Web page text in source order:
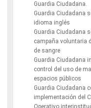
Guardia Ciudadana.
Guardia Ciudadana
idioma inglés
Guardia Ciudadana
campaña voluntaria
de sangre
Guardia Ciudadana
control del uso de
espacios públicos
Guardia Ciudadana
implementación del
Operativo